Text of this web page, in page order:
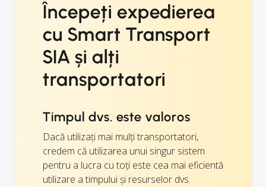
Începeți expedierea
cu Smart Transport
SIA și alți
transportatori
Timpul dvs. este valoros
Dacă utilizați mai mulți transportatori,
credem că utilizarea unui singur sistem
pentru a lucra cu toți este cea mai eficientă
utilizare a timpului și resurselor dvs.